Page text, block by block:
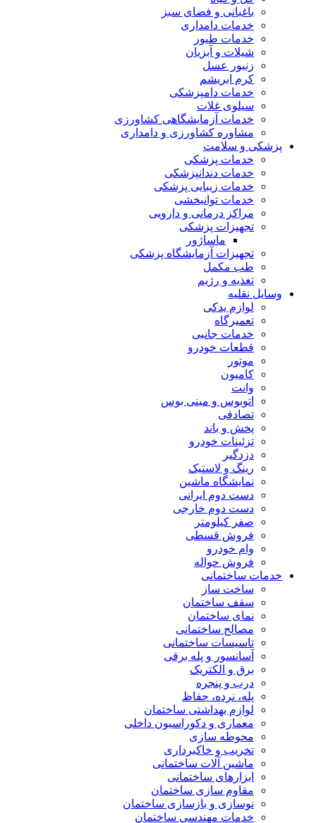
باغبانی و فضای سبز
خدمات دامداری
خدمات طیور
شیلات و آبزیان
زنبور عسل
کرم ابریشم
خدمات دامپزشکی
سیلوی غلات
خدمات آزمایشگاهی کشاورزی
مشاوره کشاورزی و دامداری
پزشکی و سلامت
خدمات پزشکی
خدمات دندانپزشکی
خدمات زیبایی پزشکی
خدمات توانبخشی
مراکز درمانی و دارویی
تجهیزات پزشکی
ماساژور
تجهیزات آزمایشگاه پزشکی
طب مکمل
تغذیه و رژیم
وسایل نقلیه
لوازم یدکی
تعمیرگاه
خدمات جانبی
قطعات خودرو
موتور
کامیون
وانت
اتوبوس و مینی بوس
تصادفی
پخش و باند
تزئینات خودرو
دزدگیر
رینگ و لاستیک
نمایشگاه ماشین
دست دوم ایرانی
دست دوم خارجی
صفر کیلومتر
فروش قسطی
وام خودرو
فروش حواله
خدمات ساختمانی
ساخت ساز
سقف ساختمان
نمای ساختمان
مصالح ساختمانی
تاسیسات ساختمانی
آسانسور و پله برقی
برق و الکتریک
درب و پنجره
پله، نرده، حفاظ
لوازم بهداشتی ساختمان
معماری و دکوراسیون داخلی
محوطه سازی
تخریب و خاکبرداری
ماشین آلات ساختمانی
ابزارهای ساختمانی
مقاوم سازی ساختمان
نوسازی و بازسازی ساختمان
خدمات مهندسی ساختمان